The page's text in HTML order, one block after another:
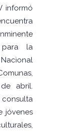
informó
para la
abril.
jóvenes